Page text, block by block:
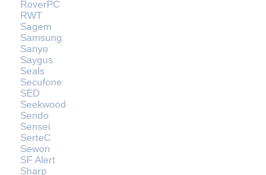
RoverPC
RWT
Sagem
Samsung
Sanyo
Saygus
Seals
Secufone
SED
Seekwood
Sendo
Sensei
SerteC
Sewon
SF Alert
Sharp